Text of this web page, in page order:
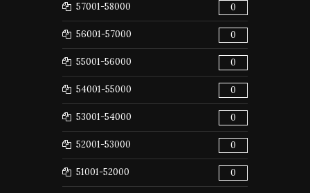
57001-58000 0
56001-57000 0
55001-56000 0
54001-55000 0
53001-54000 0
52001-53000 0
51001-52000 0